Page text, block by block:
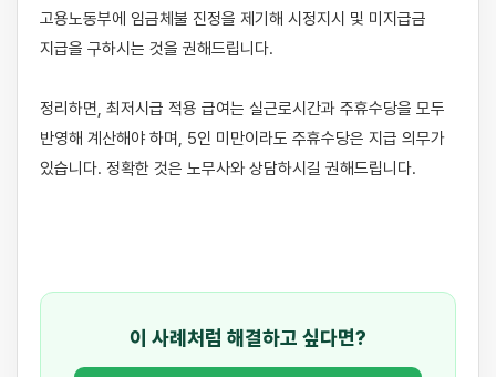
고용노동부에 임금체불 진정을 제기해 시정지시 및 미지급금
지급을 구하시는 것을 권해드립니다.
정리하면, 최저시급 적용 급여는 실근로시간과 주휴수당을 모두
반영해 계산해야 하며, 5인 미만이라도 주휴수당은 지급 의무가
있습니다. 정확한 것은 노무사와 상담하시길 권해드립니다.
이 사례처럼 해결하고 싶다면?